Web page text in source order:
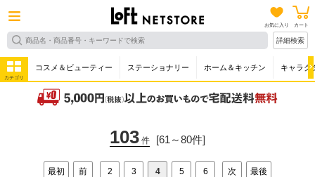
お気に入り カート
詳細検索
カテゴリ
コスメ＆ビューティー ステーショナリー ホーム＆キッチン キャラク
103 件 [61～80件]
最初 前 2 3 4 5 6 次 最後